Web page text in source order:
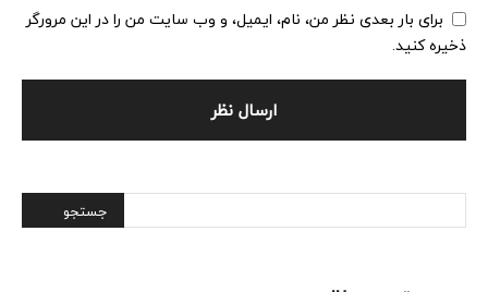
برای بار بعدی نظر من، نام، ایمیل، و وب سایت من را در این مرورگر
ذخیره کنید.